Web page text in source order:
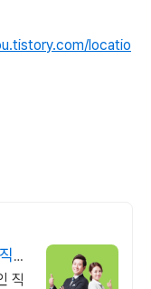
locatio
거
직